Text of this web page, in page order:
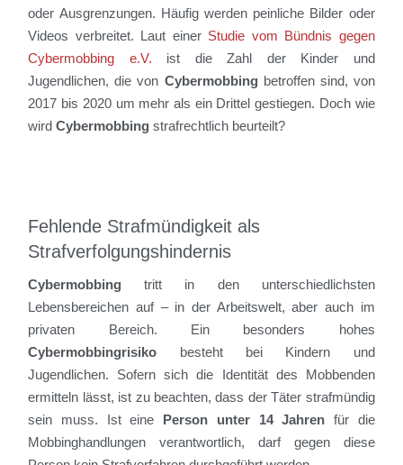
oder Ausgrenzungen. Häufig werden peinliche Bilder oder
Videos verbreitet. Laut einer Studie vom Bündnis gegen
Cybermobbing e.V. ist die Zahl der Kinder und
Jugendlichen, die von Cybermobbing betroffen sind, von
2017 bis 2020 um mehr als ein Drittel gestiegen. Doch wie
wirdCybermobbingstrafrechtlich beurteilt?
Fehlende Strafmündigkeit als
Strafverfolgungshindernis
Cybermobbing tritt in den unterschiedlichsten
Lebensbereichen auf – in der Arbeitswelt, aber auch im
privaten Bereich. Ein besonders hohes
Cybermobbingrisiko besteht bei Kindern und
Jugendlichen. Sofern sich die Identität des Mobbenden
ermitteln lässt, ist zu beachten, dass der Täter strafmündig
sein muss. Ist eine Person unter 14 Jahren für die
Mobbinghandlungen verantwortlich, darf gegen diese